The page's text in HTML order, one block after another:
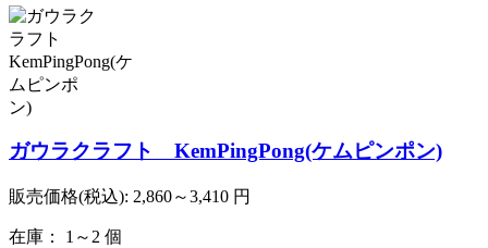
ガウラクラフト KemPingPong(ケムピンポン)
販売価格(税込): 2,860～3,410 円
在庫： 1～2 個